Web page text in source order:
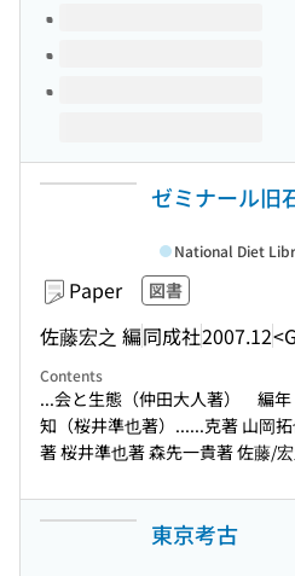
ゼミナール旧
Paper 図書
佐藤宏之 編同成社2007.12
National Diet
Contents
...会と生態（仲田大人著） 編年
知（桜井準也著）......克著 山岡
著 桜井準也著 森先一貴著 佐藤/
東京考古